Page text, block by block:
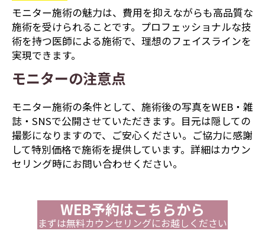
モニター施術の魅力は、費用を抑えながらも高品質な
施術を受けられることです。プロフェッショナルな技
術を持つ医師による施術で、理想のフェイスラインを
実現できます。
モニターの注意点
モニター施術の条件として、施術後の写真をWEB・雑
誌・SNSで公開させていただきます。目元は隠しての
撮影になりますので、ご安心ください。ご協力に感謝
して特別価格で施術を提供しています。詳細はカウン
セリング時にお問い合わせください。
WEB予約はこちらから
まずは無料カウンセリングにお越しください